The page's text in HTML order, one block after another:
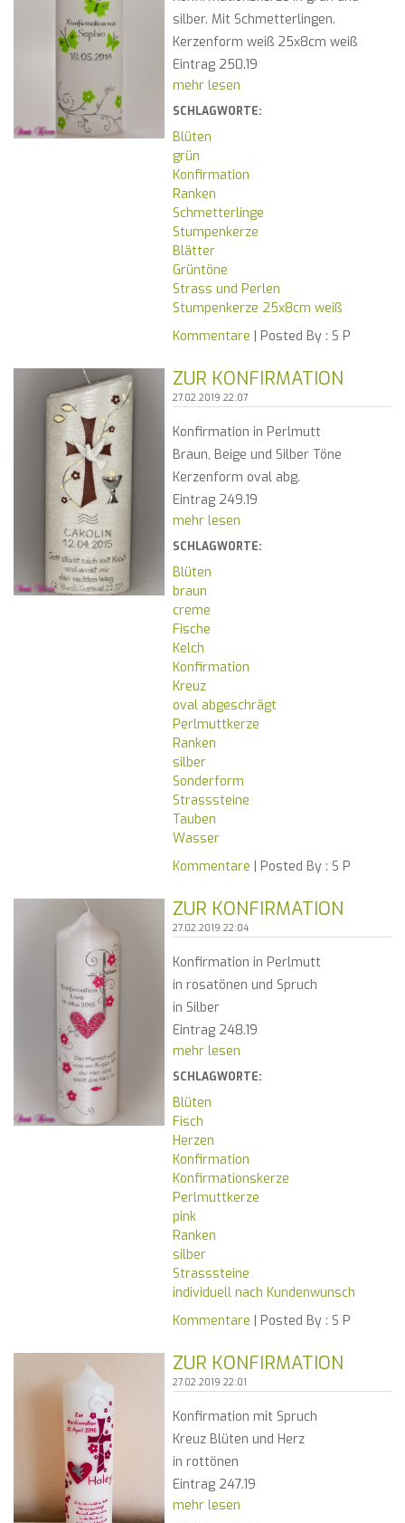
silber. Mit Schmetterlingen.
Kerzenform weiß 25x8cm weiß
Eintrag 250.19
mehr lesen
SCHLAGWORTE:
Blüten
grün
Konfirmation
Ranken
Schmetterlinge
Stumpenkerze
Blätter
Grüntöne
Strass und Perlen
Stumpenkerze 25x8cm weiß
Kommentare | Posted By : S P
ZUR KONFIRMATION
27.02.2019 22:07
Konfirmation in Perlmutt
Braun, Beige und Silber Töne
Kerzenform oval abg.
Eintrag 249.19
mehr lesen
SCHLAGWORTE:
Blüten
braun
creme
Fische
Kelch
Konfirmation
Kreuz
oval abgeschrägt
Perlmuttkerze
Ranken
silber
Sonderform
Strasssteine
Tauben
Wasser
Kommentare | Posted By : S P
ZUR KONFIRMATION
27.02.2019 22:04
Konfirmation in Perlmutt
in rosatönen und Spruch
in Silber
Eintrag 248.19
mehr lesen
SCHLAGWORTE:
Blüten
Fisch
Herzen
Konfirmation
Konfirmationskerze
Perlmuttkerze
pink
Ranken
silber
Strasssteine
individuell nach Kundenwunsch
Kommentare | Posted By : S P
ZUR KONFIRMATION
27.02.2019 22:01
Konfirmation mit Spruch
Kreuz Blüten und Herz
in rottönen
Eintrag 247.19
mehr lesen